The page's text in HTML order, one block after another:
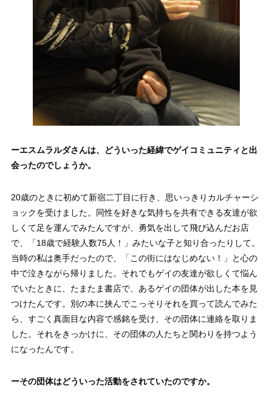
ーエスムラルダさんは、どういった経緯でゲイコミュニティと出
会ったのでしょうか。
20歳のときに初めて新宿二丁目に行き、思いっきりカルチャーシ
ョックを受けました。同性を好きな気持ちを共有できる友達が欲
しくて足を運んでみたんですが、勇気を出して飛び込んだお店
で、「18歳で経験人数75人！」みたいな子と知り合ったりして。
当時の私は奥手だったので、「この街にはなじめない！」と心の
中で泣きながら帰りました。それでもゲイの友達が欲しくて悩ん
でいたときに、たまたま書店で、あるゲイの団体が出した本を見
つけたんです。別の本に挟んでこっそりそれを買って読んでみた
ら、すごく真面目な内容で感銘を受け、その団体に連絡を取りま
した。それをきっかけに、その団体の人たちと関わりを持つよう
になったんです。
ーその団体はどういった活動をされていたのですか。